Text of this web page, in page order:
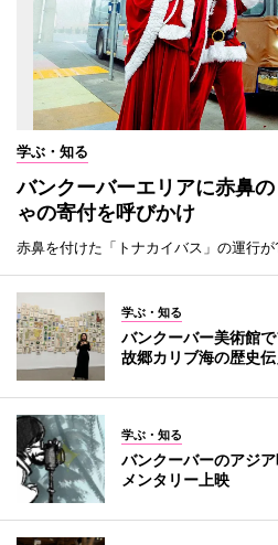
学ぶ・知る
バンクーバーエリアに赤鼻
ゃの寄付を呼びかけ
赤鼻を付けた「トナカイバス」の運行が
学ぶ・知る
バンクーバー美術館
故郷カリブ海の歴史
学ぶ・知る
バンクーバーのアジ
メンタリー上映